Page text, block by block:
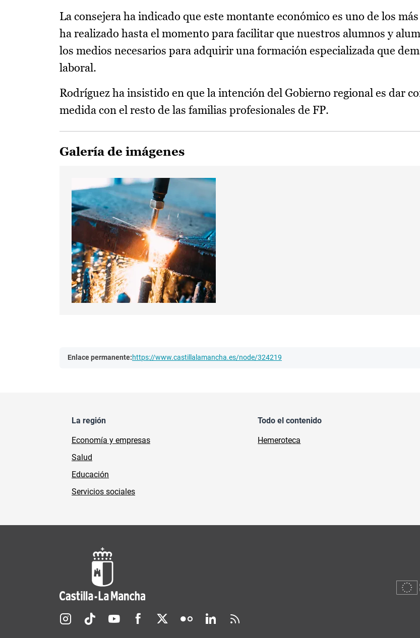
La consejera ha indicado que este montante económico es uno de los
ha realizado hasta el momento para facilitar que nuestros alumnos y
los medios necesarios para adquirir una formación especializada que
laboral.
Rodríguez ha insistido en que la intención del Gobierno regional es dar
medida con el resto de las familias profesionales de FP.
Galería de imágenes
Enlace permanente:https://www.castillalamancha.es/node/324219
La región
Economía y empresas
Salud
Educación
Servicios sociales
Todo el contenido
Hemeroteca
Redes sociales JCCM